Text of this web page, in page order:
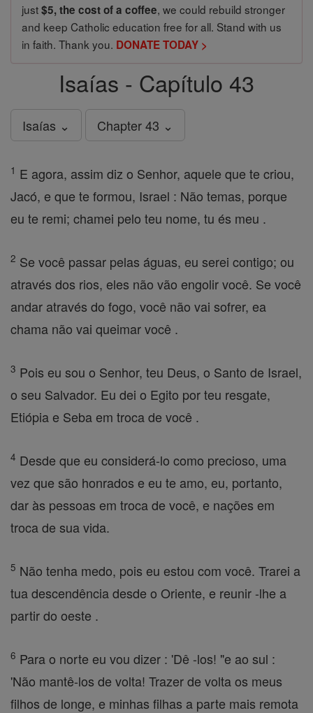
just$5, the cost of a coffee, we could rebuild stronger
and keep Catholic education free for all. Stand with us
in faith. Thank you. DONATE TODAY >
Isaías - Capítulo 43
Isaías ⌄ Chapter 43 ⌄
1 E agora, assim diz o Senhor, aquele que te criou,
Jacó, e que te formou, Israel : Não temas, porque
eu te remi; chamei pelo teu nome, tu és meu .
2 Se você passar pelas águas, eu serei contigo; ou
através dos rios, eles não vão engolir você. Se você
andar através do fogo, você não vai sofrer, ea
chama não vai queimar você .
3 Pois eu sou o Senhor, teu Deus, o Santo de Israel,
o seu Salvador. Eu dei o Egito por teu resgate,
Etiópia e Seba em troca de você .
4 Desde que eu considerá-lo como precioso, uma
vez que são honrados e eu te amo, eu, portanto,
dar às pessoas em troca de você, e nações em
troca de sua vida.
5 Não tenha medo, pois eu estou com você. Trarei a
tua descendência desde o Oriente, e reunir -lhe a
partir do oeste .
6 Para o norte eu vou dizer : 'Dê -los! "e ao sul :
'Não mantê-los de volta! Trazer de volta os meus
filhos de longe, e minhas filhas a parte mais remota